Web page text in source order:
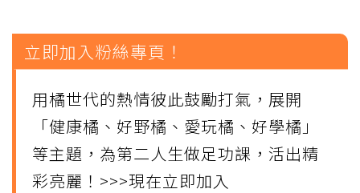
立即加入粉絲專頁！
用橘世代的熱情彼此鼓勵打氣，展開
「健康橘、好野橘、愛玩橘、好學橘」
等主題，為第二人生做足功課，活出精
彩亮麗！ >>>現在立即加入